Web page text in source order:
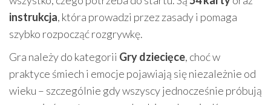
instrukcja, która prowadzi przez zasady i pomaga
szybko rozpocząć rozgrywkę.
Gra należy do kategorii Gry dziecięce, choć w
praktyce śmiech i emocje pojawiają się niezależnie od
wieku – szczególnie gdy wszyscy jednocześnie próbują